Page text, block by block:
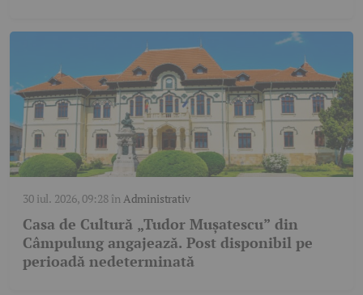
30 iul. 2026, 09:28în Administrativ
Casa de Cultură „Tudor Mușatescu” din
Câmpulung angajează. Post disponibil pe
perioadă nedeterminată